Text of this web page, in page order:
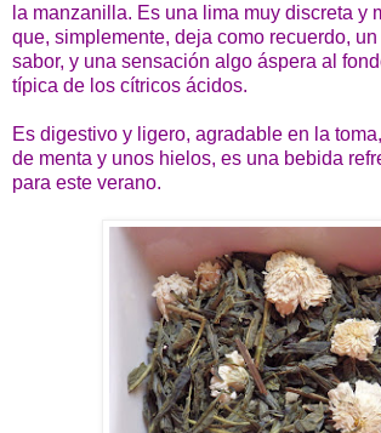
la manzanilla. Es una lima muy discreta y
que, simplemente, deja como recuerdo,
sabor, y una sensación algo áspera al
típica de los cítricos ácidos.
Es digestivo y ligero, agradable en la
de menta y unos hielos, es una bebida
para este verano.